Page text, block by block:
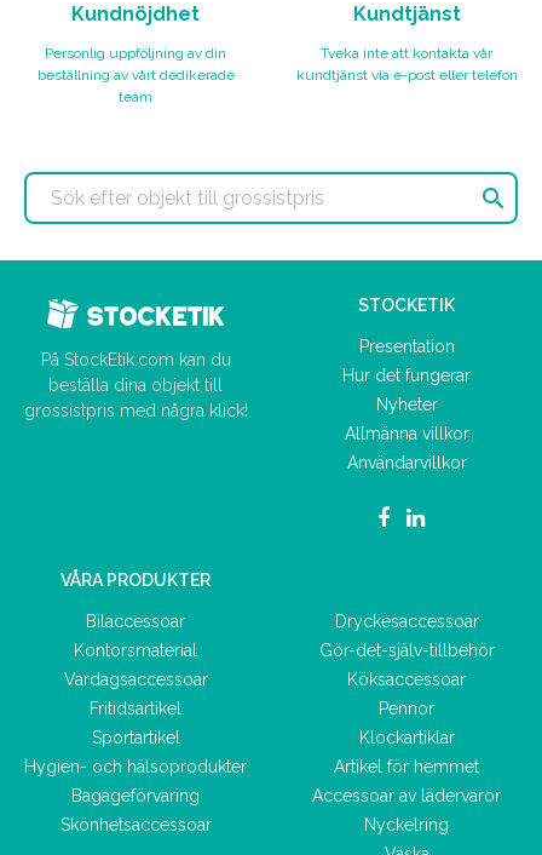
Kundnöjdhet
Personlig uppföljning av din
beställning av vårt dedikerade
team
Kundtjänst
Tveka inte att kontakta vår
kundtjänst via e-post eller telefon

På StockEtik.com kan du
beställa dina objekt till
grossistpris med några klick!
STOCKETIK
Presentation
Hur det fungerar
Nyheter
Allmänna villkor
Användarvillkor
VÅRA PRODUKTER
Bilaccessoar
Kontorsmaterial
Vardagsaccessoar
Fritidsartikel
Sportartikel
Hygien- och hälsoprodukter
Bagageförvaring
Skönhetsaccessoar
Dryckesaccessoar
Gör-det-själv-tillbehör
Köksaccessoar
Pennor
Klockartiklar
Artikel för hemmet
Accessoar av lädervaror
Nyckelring